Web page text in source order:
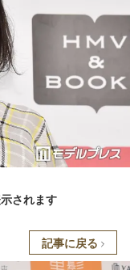
されます
記事に戻る